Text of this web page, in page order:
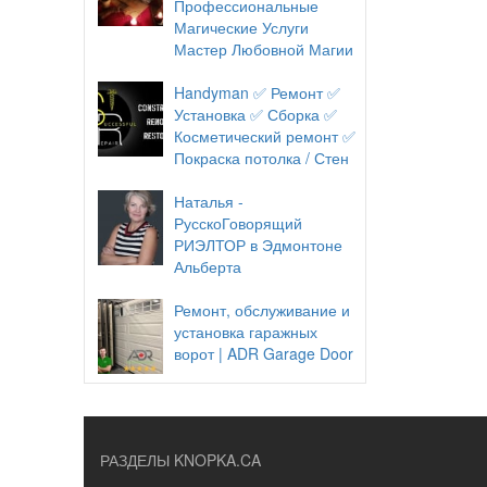
Профессиональные
Магические Услуги
Мастер Любовной Магии
Handyman ✅ Ремонт ✅
Установка ✅ Сборка ✅
Косметический ремонт ✅
Покраска потолка / Стен
Наталья -
РусскоГоворящий
РИЭЛТОР в Эдмонтоне
Альберта
Ремонт, обслуживание и
установка гаражных
ворот | ADR Garage Door
РАЗДЕЛЫ KNOPKA.CA